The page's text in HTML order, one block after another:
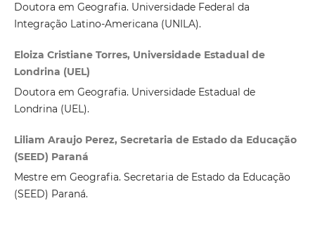
Doutora em Geografia. Universidade Federal da
Integração Latino-Americana (UNILA).
Eloiza Cristiane Torres, Universidade Estadual de
Londrina (UEL)
Doutora em Geografia. Universidade Estadual de
Londrina (UEL).
Liliam Araujo Perez, Secretaria de Estado da Educação
(SEED) Paraná
Mestre em Geografia. Secretaria de Estado da Educação
(SEED) Paraná.